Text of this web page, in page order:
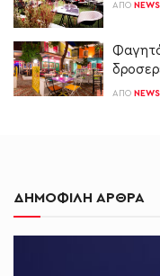
ΑΠΌ
ΑΠΌ
ΔΗΜΟΦΙΛΗ ΑΡΘΡΑ